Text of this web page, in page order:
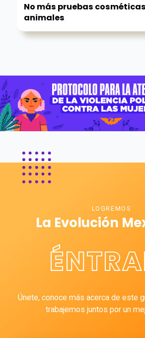
No más pruebas
animales
LOGREMOS
La Evolución
Únete, conoce más acerca de este
trabajemos juntos por un